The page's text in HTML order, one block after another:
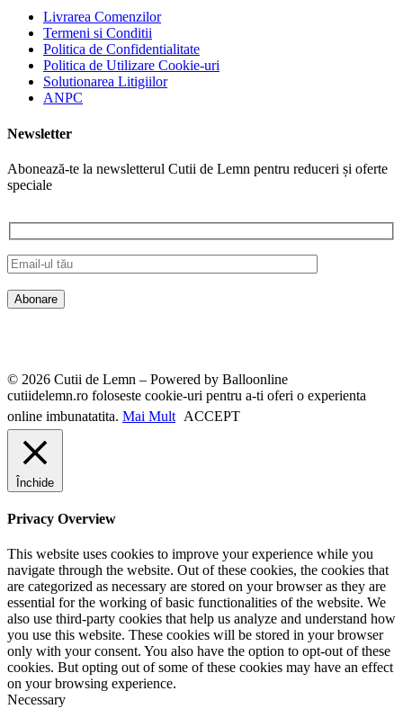
Livrarea Comenzilor
Termeni si Conditii
Politica de Confidentialitate
Politica de Utilizare Cookie-uri
Solutionarea Litigiilor
ANPC
Newsletter
Abonează-te la newsletterul Cutii de Lemn pentru reduceri și oferte
speciale
© 2026 Cutii de Lemn – Powered by Balloonline
cutiidelemn.ro foloseste cookie-uri pentru a-ti oferi o experienta
online imbunatatita. Mai Mult ACCEPT
Închide
Privacy Overview
This website uses cookies to improve your experience while you
navigate through the website. Out of these cookies, the cookies that
are categorized as necessary are stored on your browser as they are
essential for the working of basic functionalities of the website. We
also use third-party cookies that help us analyze and understand how
you use this website. These cookies will be stored in your browser
only with your consent. You also have the option to opt-out of these
cookies. But opting out of some of these cookies may have an effect
on your browsing experience.
Necessary